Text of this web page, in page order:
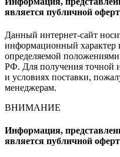
является публичной
Данный интернет-сайт
информационный характер
определяемой положениями
РФ. Для получения точной
и условиях поставки,
менеджерам.
ВНИМАНИЕ
Информация,
является публичной